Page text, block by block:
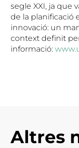
segle XXI, ja que
de la planificació
innovació: un
context definit
informació:
Altres